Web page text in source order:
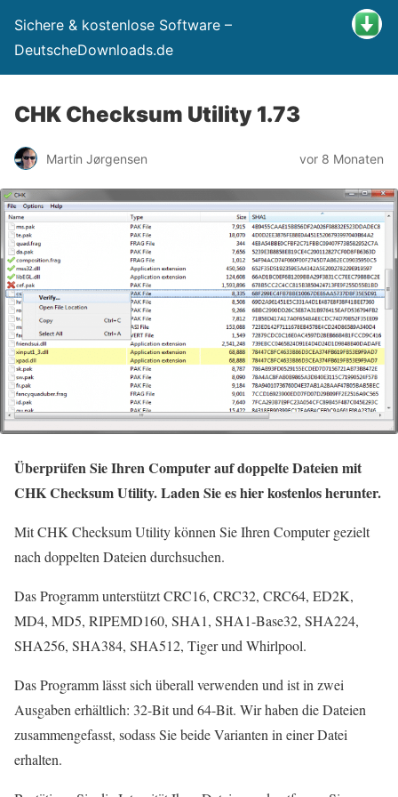
Sichere & kostenlose Software –
DeutscheDownloads.de
CHK Checksum Utility 1.73
Martin Jørgensen vor 8 Monaten
Überprüfen Sie Ihren Computer auf doppelte Dateien mit
CHK Checksum Utility. Laden Sie es hier kostenlos herunter.
Mit CHK Checksum Utility können Sie Ihren Computer gezielt
nach doppelten Dateien durchsuchen.
Das Programm unterstützt CRC16, CRC32, CRC64, ED2K,
MD4, MD5, RIPEMD160, SHA1, SHA1-Base32, SHA224,
SHA256, SHA384, SHA512, Tiger und Whirlpool.
Das Programm lässt sich überall verwenden und ist in zwei
Ausgaben erhältlich: 32-Bit und 64-Bit. Wir haben die Dateien
zusammengefasst, sodass Sie beide Varianten in einer Datei
erhalten.